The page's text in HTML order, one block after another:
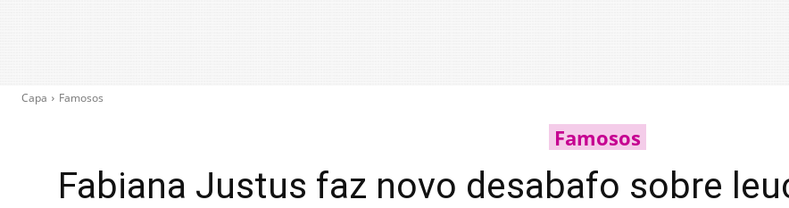
Capa Famosos
Famosos
Fabiana Justus faz novo desabafo sobre